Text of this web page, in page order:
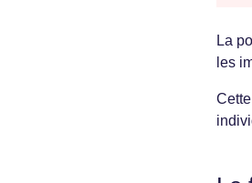
La
les